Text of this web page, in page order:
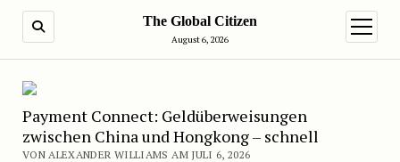
The Global Citizen
August 6, 2026
Menü
Payment Connect: Geldüberweisungen
zwischen China und Hongkong – schnell
VON ALEXANDER WILLIAMS AM JULI 6, 2026